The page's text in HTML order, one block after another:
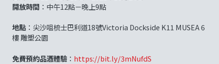
開放時間 ：中午12點－晚上9點
地點 ：尖沙咀梳士巴利道18號Victoria Dockside K11 MUSEA 6
樓 雕塑公園
免費預約品酒體驗 ： https://bit.ly/3mNufdS